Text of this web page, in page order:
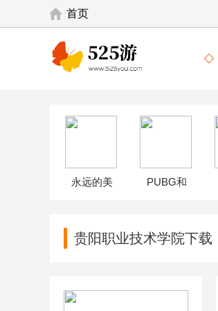
首页
永远的美
解版
PUBG和
验服
贵阳职业技术学院下载